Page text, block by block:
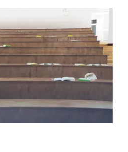
Catholique